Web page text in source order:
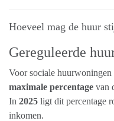
Hoeveel mag de huur
Gereguleerde
Voor sociale
maximale percentage van
In 2025 ligt dit percentage
inkomen.